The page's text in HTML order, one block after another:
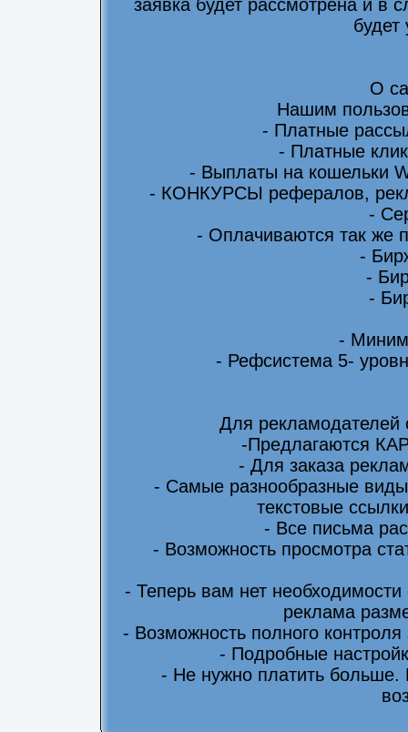
заявка будет рассмотрена и в
будет
О
Нашим
- Платные
- Платные
- Выплаты на кошельки
- КОНКУРСЫ рефералов,
-
- Оплачиваются так же
-
-
-
-
- Рефсистема 5-
Для
-Предлагаются
- Для заказа
- Самые разнообразные
текстовые
- Все письма
- Возможность просмотра
- Теперь вам нет
реклама
- Возможность полного
- Подробные
- Не нужно платить больше.